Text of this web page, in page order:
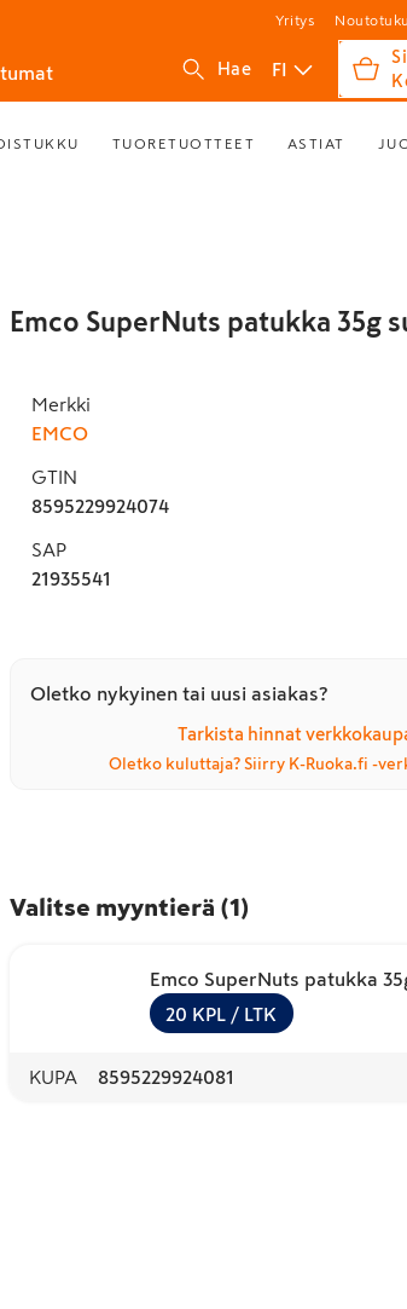
Yritys
Hae FI
TUORETUOTTEET ASTIAT
Emco SuperNuts patukka 35g
Merkki
EMCO
GTIN
8595229924074
SAP
21935541
Oletko nykyinen tai uusi asiakas?
Tarkista hinnat
Oletko kuluttaja? Siirry K-Ruoka.fi -
Valitse myyntierä (1 )
Emco SuperNuts patukka
20 KPL / LTK
KUPA 8595229924081